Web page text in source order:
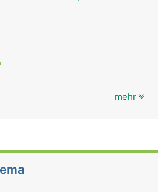
mehr